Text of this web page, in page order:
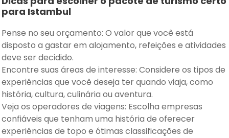
para Istambul
Pense no seu orçamento: O valor que você está
disposto a gastar em alojamento, refeições e atividades
deve ser decidido.
Encontre suas áreas de interesse: Considere os tipos de
experiências que você deseja ter quando viaja, como
história, cultura, culinária ou aventura.
Veja os operadores de viagens: Escolha empresas
confiáveis que tenham uma história de oferecer
experiências de topo e ótimas classificações de